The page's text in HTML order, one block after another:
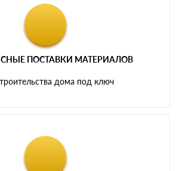
ПОСТАВКИ МАТЕРИАЛОВ
дома под ключ